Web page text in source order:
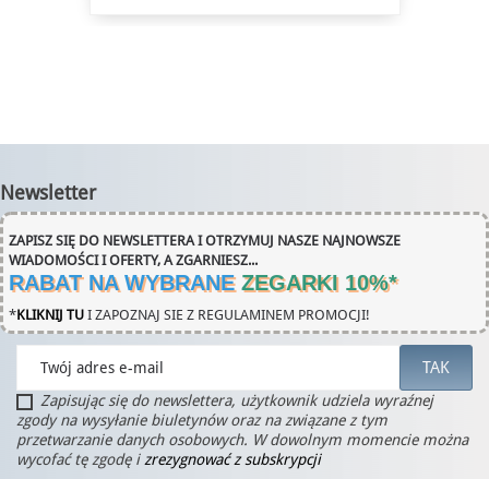
Newsletter
ZAPISZ SIĘ DO NEWSLETTERA I OTRZYMUJ NASZE NAJNOWSZE
WIADOMOŚCI I OFERTY, A ZGARNIESZ...
RABAT NA WYBRANE ZEGARKI 10%*
*KLIKNIJ TU I ZAPOZNAJ SIE Z REGULAMINEM PROMOCJI!
Zapisując się do newslettera, użytkownik udziela wyraźnej
zgody na wysyłanie biuletynów oraz na związane z tym
przetwarzanie danych osobowych. W dowolnym momencie można
wycofać tę zgodę i zrezygnować z subskrypcji